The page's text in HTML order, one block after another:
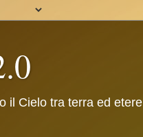
il Cielo tra terra ed etere